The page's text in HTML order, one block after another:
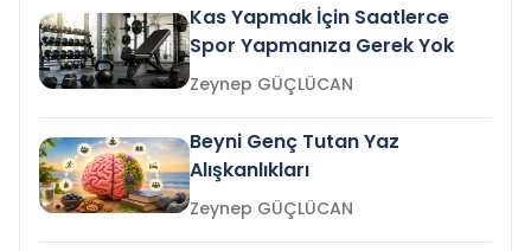
Kas Yapmak İçin Saatlerce
Spor Yapmanıza Gerek Yok
Zeynep GÜÇLÜCAN
Beyni Genç Tutan Yaz
Alışkanlıkları
Zeynep GÜÇLÜCAN